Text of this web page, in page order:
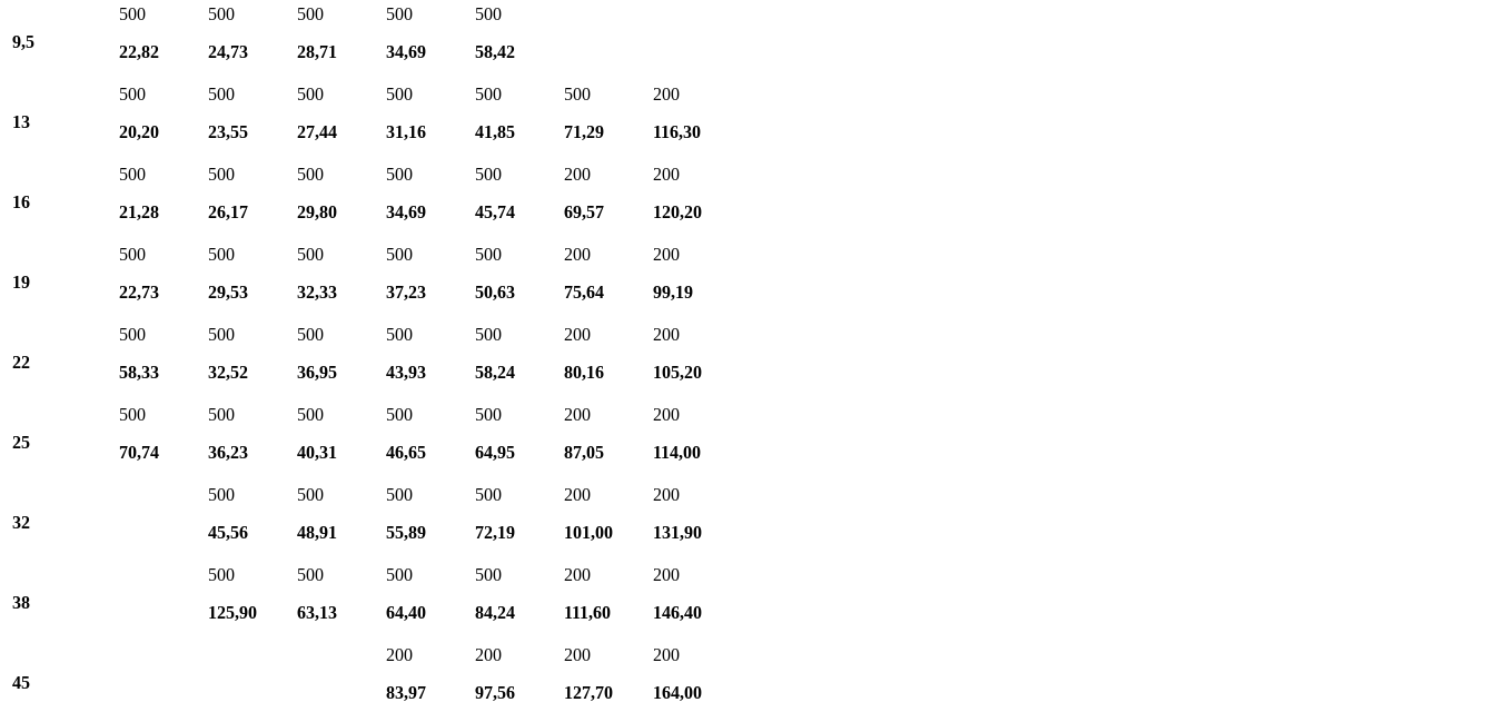
9,5
500
22,82
500
24,73
500
28,71
500
34,69
500
58,42
13
500
20,20
500
23,55
500
27,44
500
31,16
500
41,85
500
71,29
200
116,30
16
500
21,28
500
26,17
500
29,80
500
34,69
500
45,74
200
69,57
200
120,20
19
500
22,73
500
29,53
500
32,33
500
37,23
500
50,63
200
75,64
200
99,19
22
500
58,33
500
32,52
500
36,95
500
43,93
500
58,24
200
80,16
200
105,20
25
500
70,74
500
36,23
500
40,31
500
46,65
500
64,95
200
87,05
200
114,00
32
500
45,56
500
48,91
500
55,89
500
72,19
200
101,00
200
131,90
38
500
125,90
500
63,13
500
64,40
500
84,24
200
111,60
200
146,40
45
200
83,97
200
97,56
200
127,70
200
164,00